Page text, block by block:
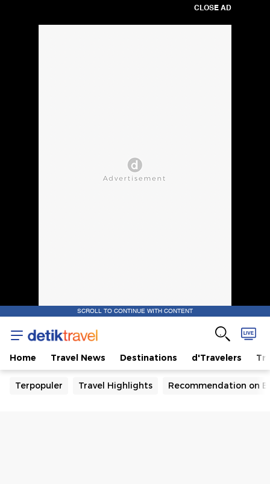
CLOSE AD
SCROLL TO CONTINUE WITH CONTENT
Home Travel News Destinations d'Travelers
Terpopuler Travel Highlights Recommendation on